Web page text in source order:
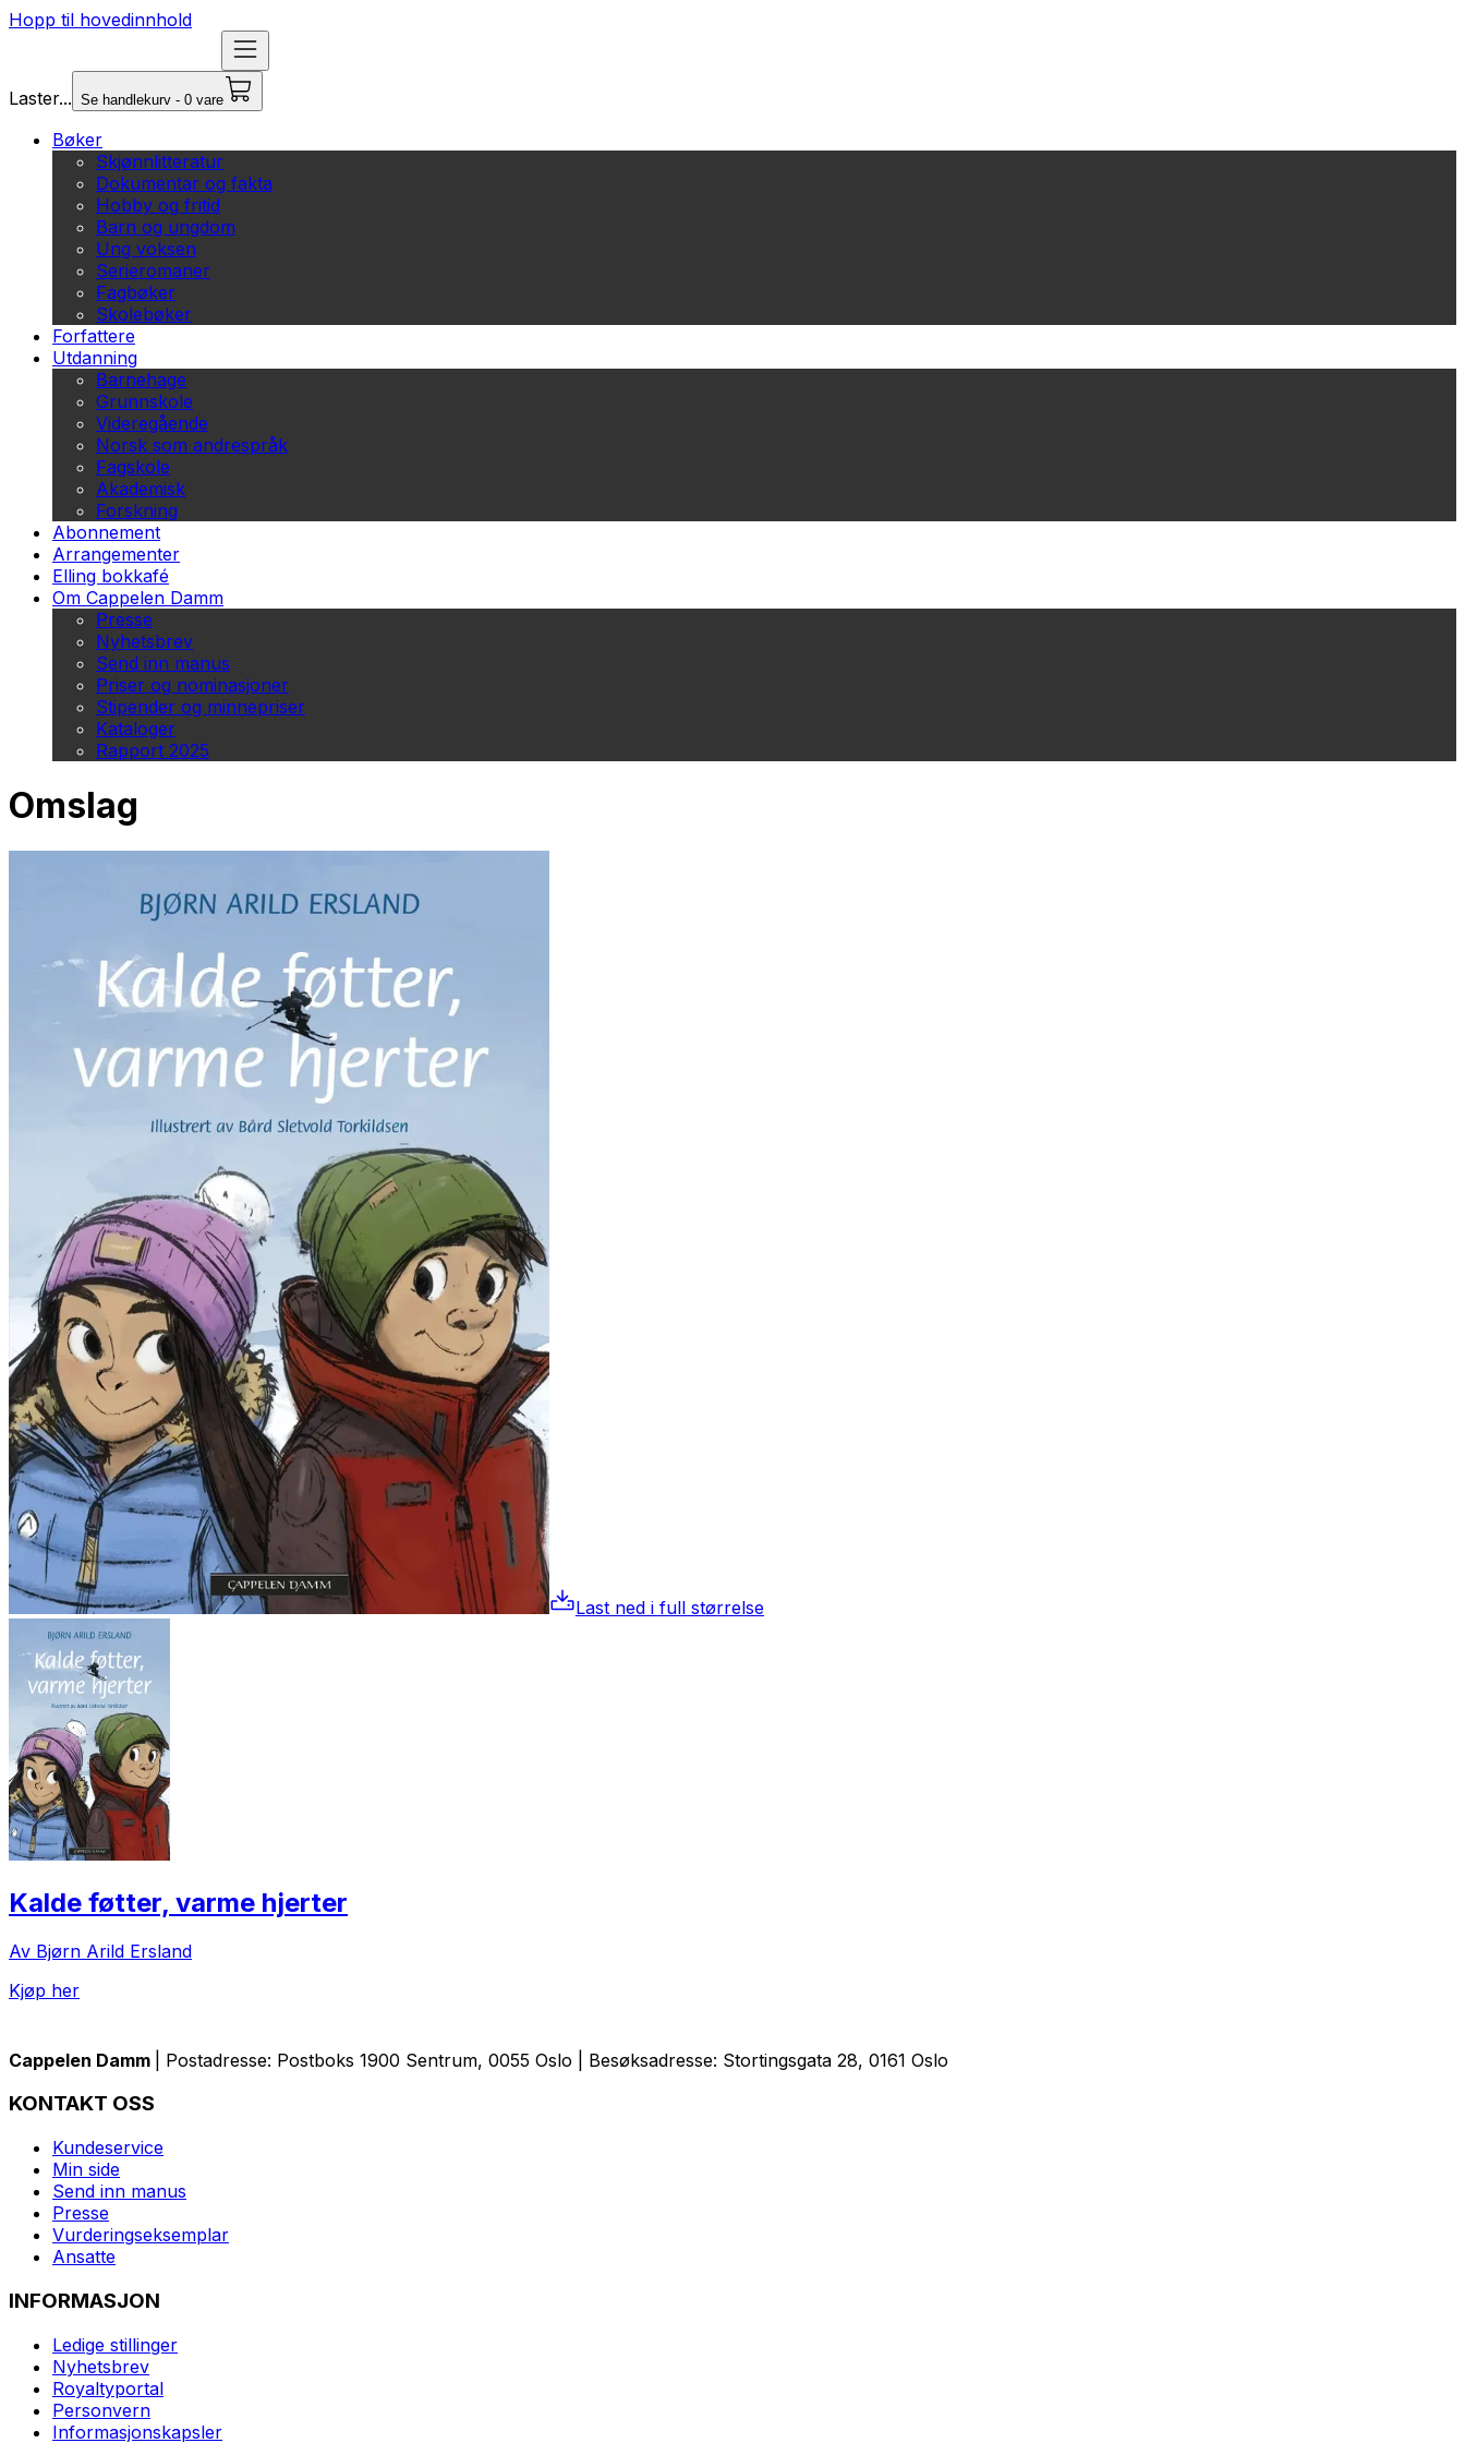
Hopp til hovedinnhold
Laster... Se handlekurv - 0 vare
Bøker
Skjønnlitteratur
Dokumentar og fakta
Hobby og fritid
Barn og ungdom
Ung voksen
Serieromaner
Fagbøker
Skolebøker
Forfattere
Utdanning
Barnehage
Grunnskole
Videregående
Norsk som andrespråk
Fagskole
Akademisk
Forskning
Abonnement
Arrangementer
Elling bokkafé
Om Cappelen Damm
Presse
Nyhetsbrev
Send inn manus
Priser og nominasjoner
Stipender og minnepriser
Kataloger
Rapport 2025
Omslag
Last ned i full størrelse
Kalde føtter, varme hjerter
Av Bjørn Arild Ersland
Kjøp her
Cappelen Damm | Postadresse: Postboks 1900 Sentrum, 0055 Oslo | Besøksadresse: Stortingsgata 28, 0161 Oslo
KONTAKT OSS
Kundeservice
Min side
Send inn manus
Presse
Vurderingseksemplar
Ansatte
INFORMASJON
Ledige stillinger
Nyhetsbrev
Royaltyportal
Personvern
Informasjonskapsler